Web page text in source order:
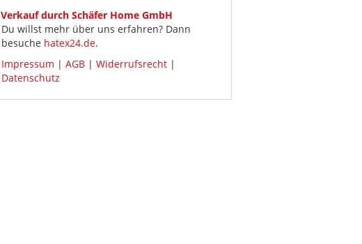
Verkauf durch Schäfer Home GmbH
Du willst mehr über uns erfahren? Dann
besuche hatex24.de.
Impressum | AGB| Widerrufsrecht|
Datenschutz